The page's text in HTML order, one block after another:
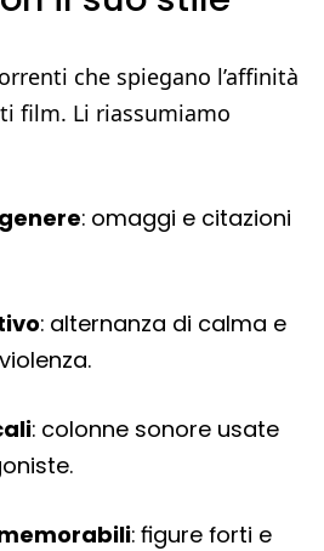
che spiegano l’affinità
film. Li riassumiamo
: omaggi e citazioni
: alternanza di calma e
: colonne sonore usate
: figure forti e